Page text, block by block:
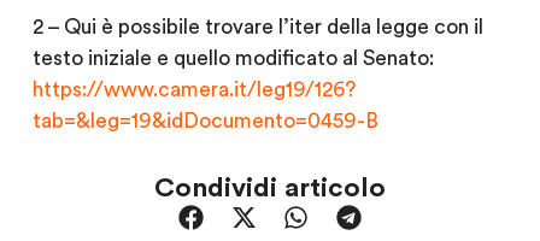
2 – Qui è possibile trovare l’iter della legge con il
testo iniziale e quello modificato al Senato:
https://www.camera.it/leg19/126?
tab=&leg=19&idDocumento=0459-B
Condividi articolo